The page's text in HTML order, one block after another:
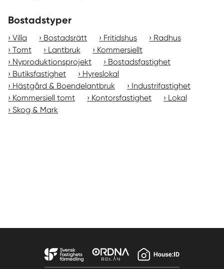
Bostadstyper
Villa Bostadsrätt Fritidshus
Radhus
Tomt
Lantbruk
Kommersiellt
Nyproduktionsprojekt
Bostadsfastighet
Butiksfastighet
Hyreslokal
Hästgård & Boendelantbruk
Industrifastighet
Kommersiell tomt
Kontorsfastighet
Lokal
Skog & Mark